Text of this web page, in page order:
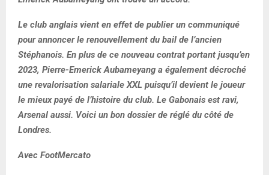
Le club anglais vient en effet de publier un communiqué
pour annoncer le renouvellement du bail de l’ancien
Stéphanois. En plus de ce nouveau contrat portant jusqu’en
2023, Pierre-Emerick Aubameyang a également décroché
une revalorisation salariale XXL puisqu’il devient le joueur
le mieux payé de l’histoire du club. Le Gabonais est ravi,
Arsenal aussi. Voici un bon dossier de réglé du côté de
Londres.
Avec FootMercato